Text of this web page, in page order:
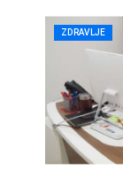
ZDRAVLJE